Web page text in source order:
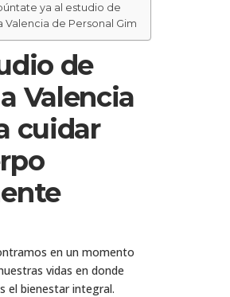
ya al estudio de
Valencia de Personal Gim
de
Valencia
cuidar
en un momento
vidas en donde
el bienestar integral.